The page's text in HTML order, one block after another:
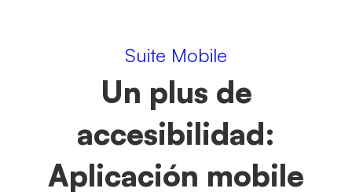
Suite Mobile
Un plus de
accesibilidad:
Aplicación mobile